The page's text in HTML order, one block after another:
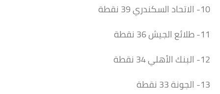
10- الاتحاد السكندري 39 نقطة
11- طلائع الجيش 36 نقطة
12- البنك الأهلي 34 نقطة
13- الجونة 33 نقطة